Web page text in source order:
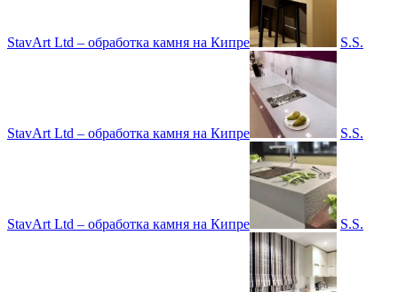
StavArt Ltd – обработка камня на Кипре S.S.
StavArt Ltd – обработка камня на Кипре S.S.
StavArt Ltd – обработка камня на Кипре S.S.